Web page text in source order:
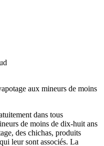
aux mineurs de moins
dans tous
de moins de dix-huit ans
des chichas, produits
leur sont associés. La